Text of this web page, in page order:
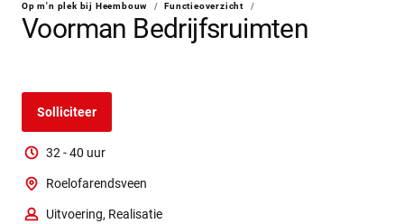
U bent hier:
Op m'n plek bij Heembouw / Functieoverzicht /
Voorman Bedrijfsruimten
Solliciteer
32 - 40 uur
Roelofarendsveen
Uitvoering, Realisatie